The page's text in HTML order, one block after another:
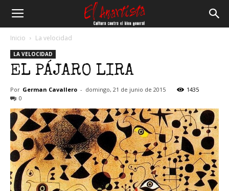
Anartista
Inicio La velocidad
LA VELOCIDAD
EL PÁJARO LIRA
Por German Cavallero - domingo, 21 de junio de 2015
1435
0